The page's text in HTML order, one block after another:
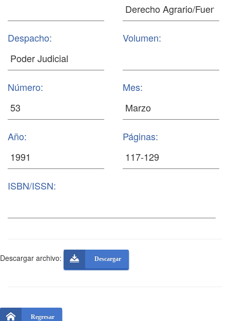
Despacho: Volumen:
Número: Mes:
Año: Páginas:
ISBN/ISSN:
Descargar archivo: Descargar
Regresar